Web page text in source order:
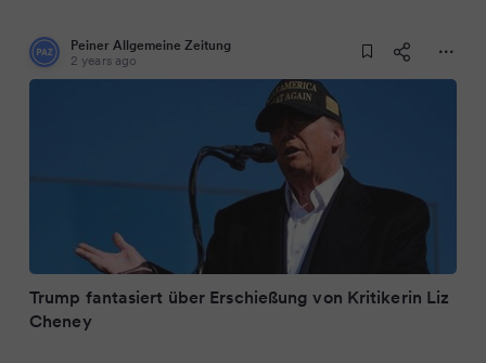
Peiner Allgemeine Zeitung
2 years ago
Trump fantasiert über Erschießung von Kritikerin Liz
Cheney